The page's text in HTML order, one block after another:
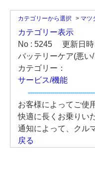
カテゴリーから選択 > マツ
カテゴリー表示
No : 5245
更新日
バッテリーケア(悪
カテゴリー：
サービス/機能
お客様によってご使
快適に長くお乗りい
通知によって、クル
戻る